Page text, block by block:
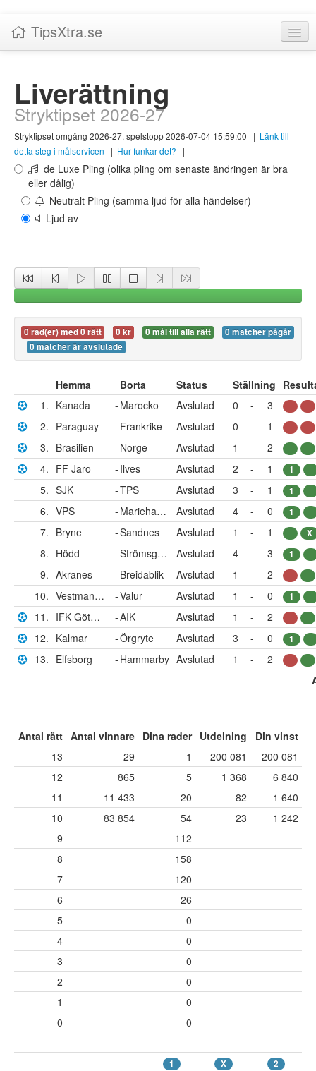
TipsXtra.se
Tabeller
Livescore!
Tipsförslag
Statistik
Liverättning
Om TipsXtra.se
Liverättning
Stryktipset 2026-27
Stryktipset omgång 2026-27, spelstopp 2026-07-04 15:59:00 | Länk till
detta steg i målservicen
| Hur funkar det? |
de Luxe Pling (olika pling om senaste ändringen är bra
eller dålig)
Neutralt Pling (samma ljud för alla händelser)
Ljud av
0 rad(er) med 0 rätt 0 kr 0 mål till alla rätt
0 matcher pågår
0 matcher är avslutade
Hemma Borta Status Ställning
1. Kanada -Marocko Avslutad 0 -
3
2. Paraguay -Frankrike Avslutad 0 -
1
3. Brasilien -Norge Avslutad 1 -
2
4. FF Jaro -Ilves Avslutad 2 - 1 1
5. SJK -TPS Avslutad 3 - 1 1
6. VPS - Mariehamn Avslutad 4 - 0 1
7. Bryne -Sandnes Avslutad 1 - 1 X
8. Hödd - Strömsgodset Avslutad 4 - 3 1
9. Akranes -Breidablik Avslutad 1 -
2
10.
Vestmannaeyja -Valur Avslutad 1 - 0 1
11. IFK Göteborg -AIK Avslutad 1 -
2
12. Kalmar -Örgryte Avslutad 3 - 0 1
13. Elfsborg -Hammarby Avslutad 1 -
2
Antal rätt Antal vinnare Dina rader Utdelning
Din vinst
13
29 1 200 081
200 081
12
865 5 1 368
6 840
11
11 433 20 82
1 640
10
83 854 54 23
1 242
9
112
8
158
7
120
6
26
5
0
4
0
3
0
2
0
1
0
0
0
1 X 2